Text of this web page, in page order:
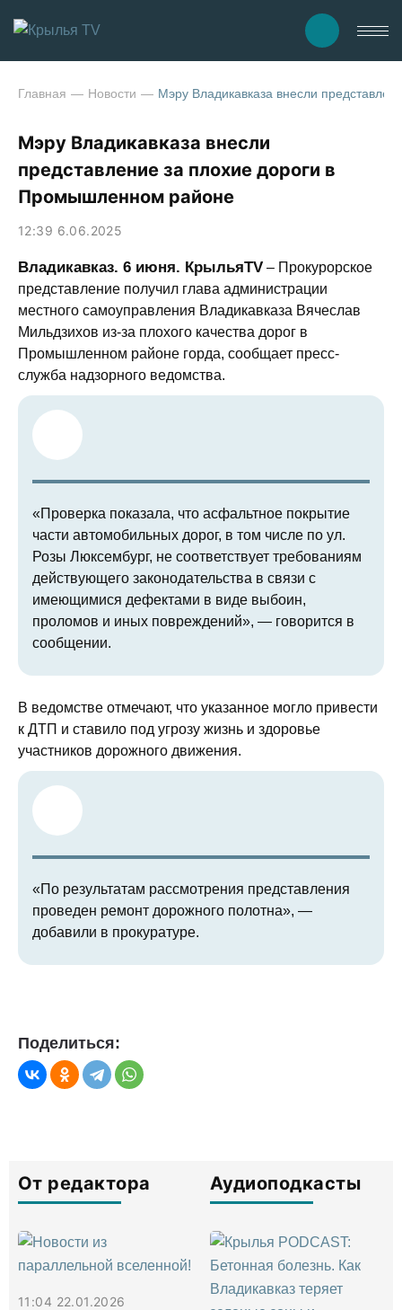
Главная Новости Мэру Владикавказа внесли
Мэру Владикавказа внесли
представление за плохие дороги в
Промышленном районе
12:39 6.06.2025
Владикавказ. 6 июня. КрыльяTV – Прокурорское
представление получил глава администрации
местного самоуправления Владикавказа Вячеслав
Мильдзихов из-за плохого качества дорог в
Промышленном районе горда, сообщает пресс-
служба надзорного ведомства.
«Проверка показала, что асфальтное покрытие
части автомобильных дорог, в том числе по ул.
Розы Люксембург, не соответствует требованиям
действующего законодательства в связи с
имеющимися дефектами в виде выбоин,
проломов и иных повреждений», — говорится в
сообщении.
В ведомстве отмечают, что указанное могло привести
к ДТП и ставило под угрозу жизнь и здоровье
участников дорожного движения.
«По результатам рассмотрения представления
проведен ремонт дорожного полотна», —
добавили в прокуратуре.
Поделиться:
От редактора
11:04 22.01.2026
Аудиоподкасты